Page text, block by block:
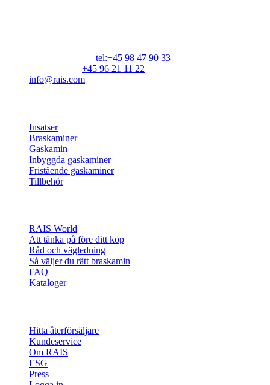
tel:+45 98 47 90 33
+45 96 21 11 22
info@rais.com
Insatser
Braskaminer
Gaskamin
Inbyggda gaskaminer
Fristående gaskaminer
Tillbehör
RAIS World
Att tänka på före ditt köp
Råd och vägledning
Så väljer du rätt braskamin
FAQ
Kataloger
Hitta återförsäljare
Kundeservice
Om RAIS
ESG
Press